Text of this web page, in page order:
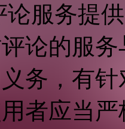
论服务提
论的服
务，有
者应当